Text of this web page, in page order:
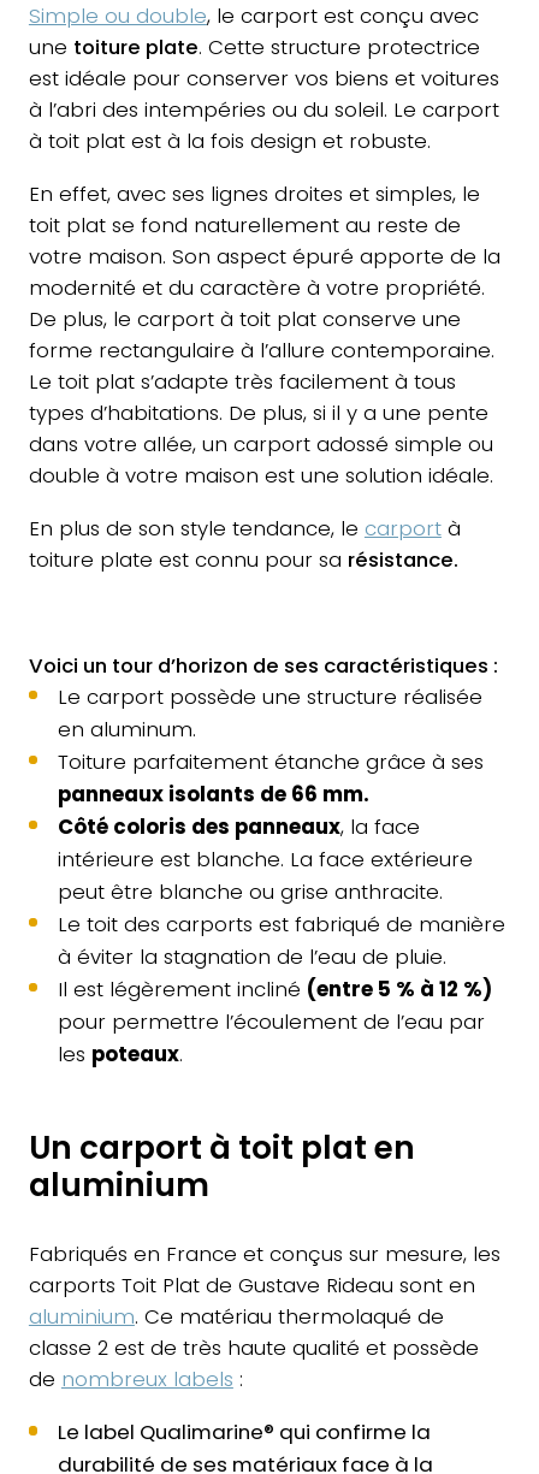
Simple ou double, le carport est conçu avec
une toiture plate. Cette structure protectrice
est idéale pour conserver vos biens et voitures
à l’abri des intempéries ou du soleil. Le carport
à toit plat est à la fois design et robuste.
En effet, avec ses lignes droites et simples, le
toit plat se fond naturellement au reste de
votre maison. Son aspect épuré apporte de la
modernité et du caractère à votre propriété.
De plus, le carport à toit plat conserve une
forme rectangulaire à l’allure contemporaine.
Le toit plat s’adapte très facilement à tous
types d’habitations. De plus, si il y a une pente
dans votre allée, un carport adossé simple ou
double à votre maison est une solution idéale.
En plus de son style tendance, le carportà
toiture plate est connu pour sa résistance.
Voici un tour d’horizon de ses caractéristiques :
Le carport possède une structure réalisée
en aluminum.
Toiture parfaitement étanche grâce à ses
panneaux isolants de 66 mm.
Côté coloris des panneaux, la face
intérieure est blanche. La face extérieure
peut être blanche ou grise anthracite.
Le toit des carports est fabriqué de manière
à éviter la stagnation de l’eau de pluie.
Il est légèrement incliné (entre 5 % à 12 %)
pour permettre l’écoulement de l’eau par
les poteaux.
Un carport à toit plat en
aluminium
Fabriqués en France et conçus sur mesure, les
carports Toit Plat de Gustave Rideau sont en
aluminium. Ce matériau thermolaqué de
classe 2 est de très haute qualité et possède
de nombreux labels :
Le label Qualimarine® qui confirme la
durabilité de ses matériaux face à la